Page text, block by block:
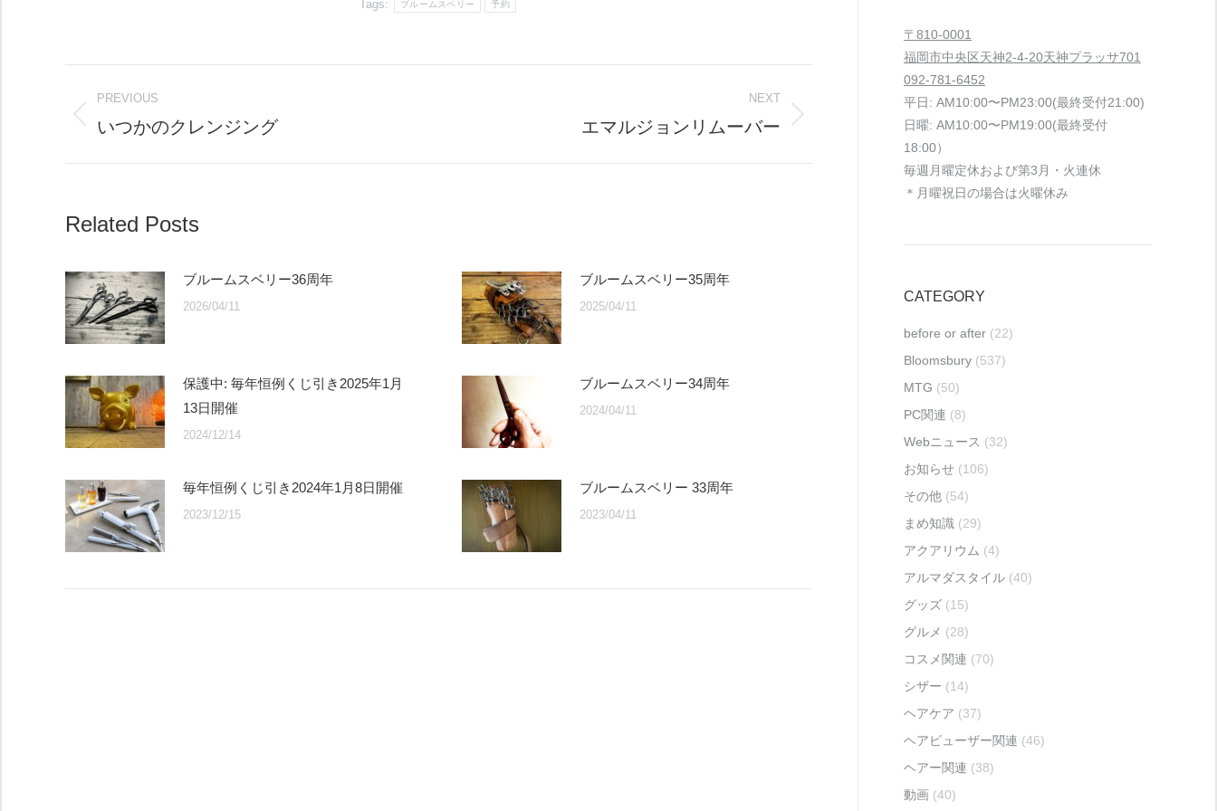
Tags: ブルームスベリー 予約
navigation
PREVIOUS
Previous
いつかのクレンジング
NEXT
エマルジョンリムーバー
Related Posts
ブルームスベリー36周年
2026/04/11
ブルームスベリー35周年
2025/04/11
保護中: 毎年恒例くじ引き2025年1月
13日開催
2024/12/14
ブルームスベリー34周年
2024/04/11
毎年恒例くじ引き2024年1月8日開催
2023/12/15
ブルームスベリー 33周年
2023/04/11
〒810-0001
福岡市中央区天神2-4-20天神プラッサ701
092-781-6452
平日: AM10:00〜PM23:00(最終受付21:00)
日曜: AM10:00〜PM19:00(最終受付
18:00）
毎週月曜定休および第3月・火連休
＊月曜祝日の場合は火曜休み
CATEGORY
before or after (22)
Bloomsbury (537)
MTG (50)
PC関連 (8)
Webニュース (32)
お知らせ (106)
その他 (54)
まめ知識 (29)
アクアリウム (4)
アルマダスタイル (40)
グッズ (15)
グルメ (28)
コスメ関連 (70)
シザー (14)
ヘアケア (37)
ヘアビューザー関連 (46)
ヘアー関連 (38)
動画 (40)